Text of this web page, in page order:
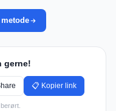
gerne!
📋 Kopier link